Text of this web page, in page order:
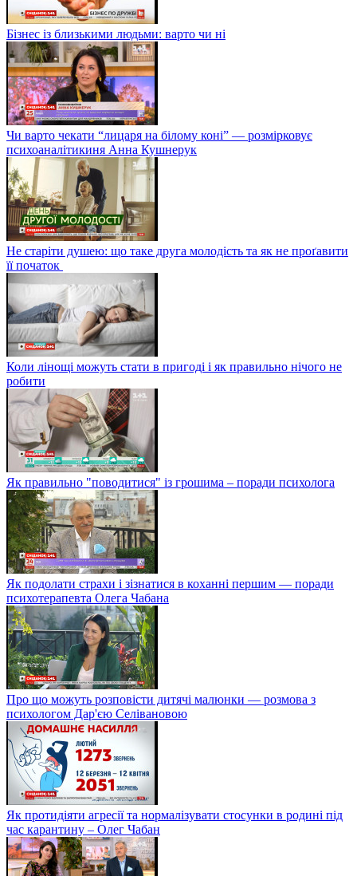
Бізнес із близькими людьми: варто чи ні
Чи варто чекати “лицаря на білому коні” — розмірковує
психоаналітикиня Анна Кушнерук
Не старіти душею: що таке друга молодість та як не проґавити
її початок
Коли лінощі можуть стати в пригоді і як правильно нічого не
робити
Як правильно "поводитися" із грошима – поради психолога
Як подолати страхи і зізнатися в коханні першим — поради
психотерапевта Олега Чабана
Про що можуть розповісти дитячі малюнки — розмова з
психологом Дар'єю Селівановою
Як протидіяти агресії та нормалізувати стосунки в родині під
час карантину – Олег Чабан